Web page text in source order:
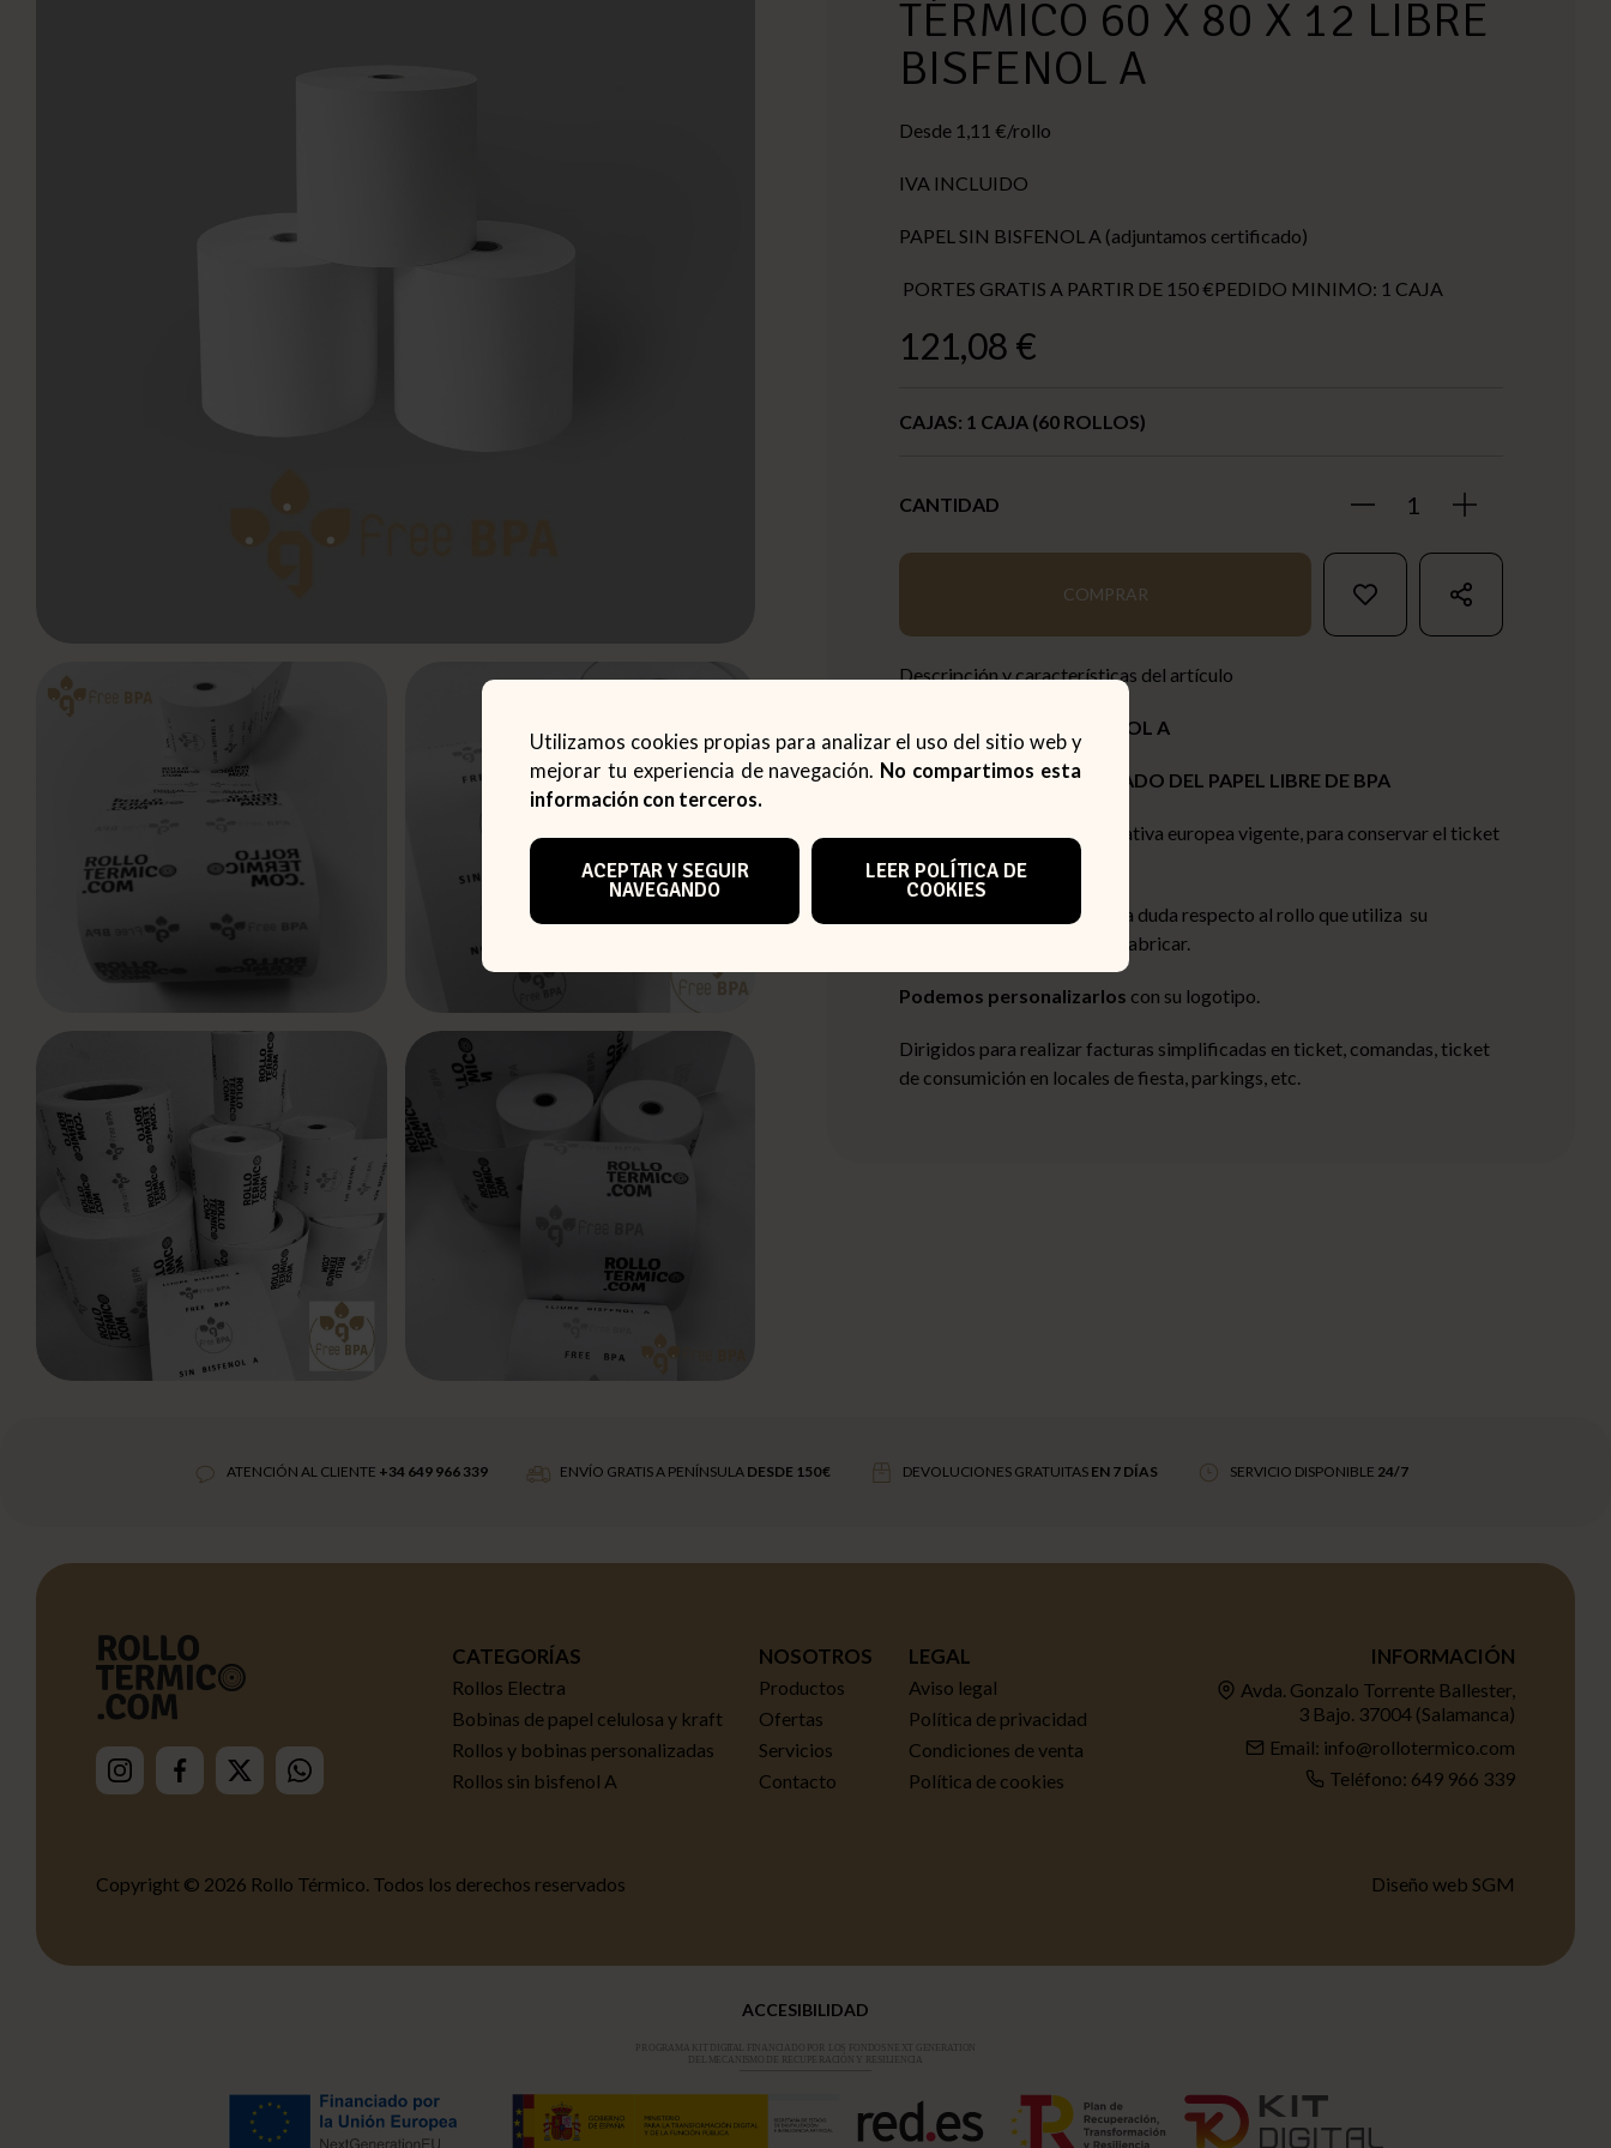
Utilizamos cookies propias para analizar el uso del sitio web y
mejorar tu experiencia de navegación. No compartimos esta
información con terceros.
ACEPTAR Y SEGUIR
NAVEGANDO
LEER POLÍTICA DE
COOKIES
TÉRMICO 60 X 80 X 12 LIBRE
BISFENOL A
Desde 1,11 €/rollo
IVA INCLUIDO
PAPEL SIN BISFENOL A (adjuntamos certificado)
PORTES GRATIS A PARTIR DE 150 €PEDIDO MINIMO: 1 CAJA
121,08 €
CAJAS: 1 CAJA (60 ROLLOS)
CANTIDAD 1
COMPRAR
Descripción y características del artículo
Papel térmico SIN BISFENOL A
ADJUNTAMOS CERTIFICADO DEL PAPEL LIBRE DE BPA
Papel que cumple con normativa europea vigente, para conservar el ticket
durante 5años.
si tiene alguna duda respecto al rollo que utiliza su
impresora y se lo podemos fabricar.
Podemos personalizarlos con su logotipo.
Dirigidos para realizar facturas simplificadas en ticket, comandas, ticket
de consumición en locales de fiesta, parkings, etc.
ATENCIÓN AL CLIENTE +34 649 966 339 ENVÍO GRATIS A PENÍNSULA DESDE 150 € DEVOLUCIONES GRATUITAS EN 7 DÍAS SERVICIO DISPONIBLE 24/7
CATEGORÍAS
Rollos Electra
Bobinas de papel celulosa y kraft
Rollos y bobinas personalizadas
Rollos sin bisfenol A
NOSOTROS
Productos
Ofertas
Servicios
Contacto
LEGAL
Aviso legal
Política de privacidad
Condiciones de venta
Política de cookies
INFORMACIÓN
Avda. Gonzalo Torrente Ballester,
3 Bajo. 37004 (Salamanca)
Email: info@rollotermico.com
Teléfono: 649 966 339
Copyright © 2026 Rollo Térmico. Todos los derechos reservados Diseño web SGM
ACCESIBILIDAD